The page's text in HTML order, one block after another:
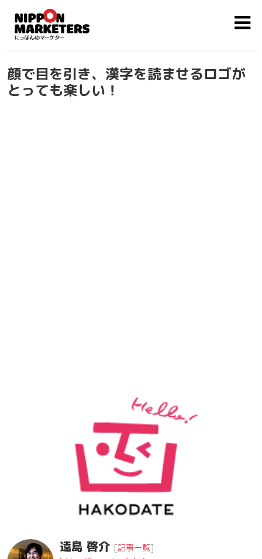
顔で目を引き、漢字を読ませるロゴが
とっても楽しい！
遠島 啓介 [記事一覧]